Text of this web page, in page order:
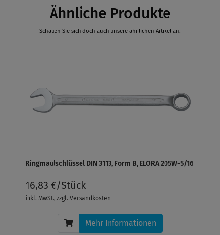
Ähnliche Produkte
Schauen Sie sich doch auch unsere ähnlichen Artikel an.
Ringmaulschlüssel DIN 3113, Form B, ELORA 205W-5/16
16,83 €/Stück
inkl. MwSt., zzgl.Versandkosten
Mehr Informationen